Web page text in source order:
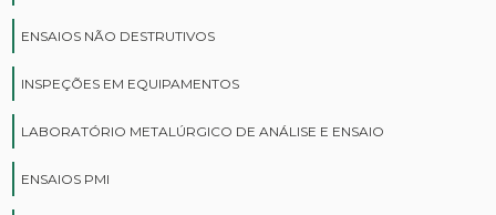
ENSAIOS NÃO DESTRUTIVOS
INSPEÇÕES EM EQUIPAMENTOS
LABORATÓRIO METALÚRGICO DE ANÁLISE E ENSAIO
ENSAIOS PMI